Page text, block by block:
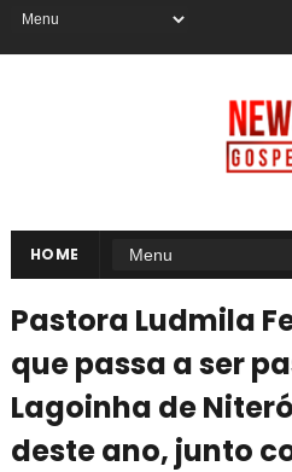
HOME
Pastora Ludmila
que passa a ser
Lagoinha de
deste ano, junto